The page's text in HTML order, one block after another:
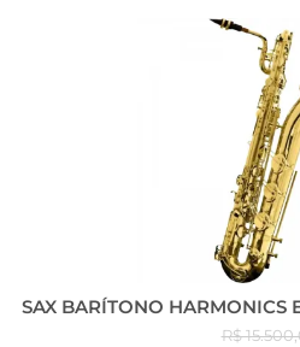
SAX BARÍTONO HARMONICS
R$